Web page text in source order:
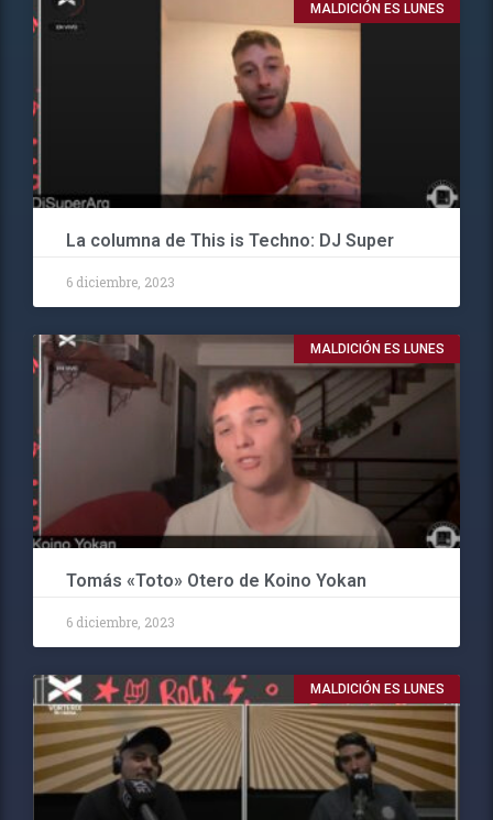
MALDICIÓN ES LUNES
La columna de This is Techno: DJ Super
6 diciembre, 2023
MALDICIÓN ES LUNES
Tomás «Toto» Otero de Koino Yokan
6 diciembre, 2023
MALDICIÓN ES LUNES